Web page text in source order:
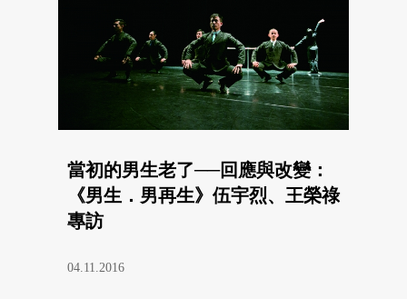
當初的男生老了──回應與改變：
《男生．男再生》伍宇烈、王榮祿
專訪
04.11.2016